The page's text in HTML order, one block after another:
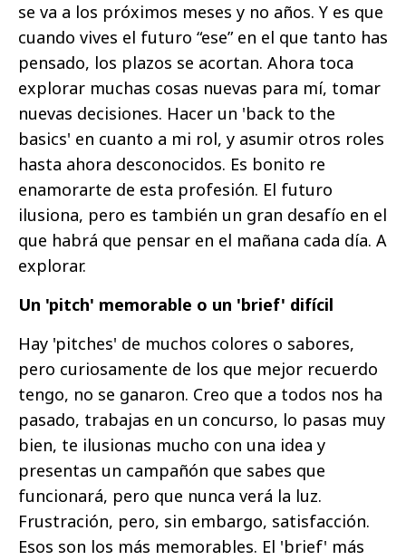
se va a los próximos meses y no años. Y es que
cuando vives el futuro “ese” en el que tanto has
pensado, los plazos se acortan. Ahora toca
explorar muchas cosas nuevas para mí, tomar
nuevas decisiones. Hacer un 'back to the
basics' en cuanto a mi rol, y asumir otros roles
hasta ahora desconocidos. Es bonito re
enamorarte de esta profesión. El futuro
ilusiona, pero es también un gran desafío en el
que habrá que pensar en el mañana cada día. A
explorar.
Un 'pitch' memorable o un 'brief' difícil
Hay 'pitches' de muchos colores o sabores,
pero curiosamente de los que mejor recuerdo
tengo, no se ganaron. Creo que a todos nos ha
pasado, trabajas en un concurso, lo pasas muy
bien, te ilusionas mucho con una idea y
presentas un campañón que sabes que
funcionará, pero que nunca verá la luz.
Frustración, pero, sin embargo, satisfacción.
Esos son los más memorables. El 'brief' más